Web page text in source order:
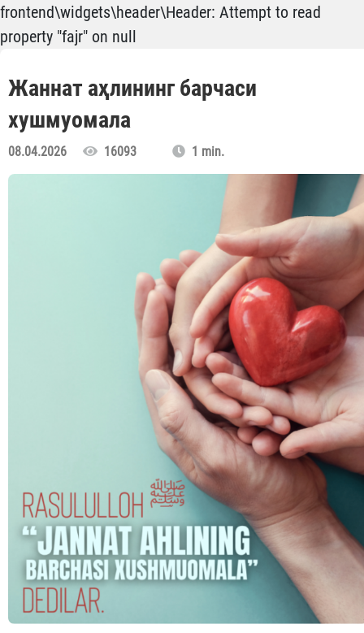
frontend\widgets\header\Header: Attempt to read
property "fajr" on null
Жаннат аҳлининг барчаси
хушмуомала
08.04.2026 16093 1 min.